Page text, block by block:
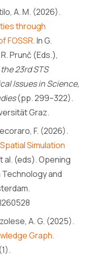
A. M. (2026).
through
FOSSR.In G.
Prunč (Eds.),
23rd STS
Issues in Science,
(pp. 299–322).
Graz.
F. (2026).
Simulation
al. (eds). Opening
and
A. G. (2025).
Graph.